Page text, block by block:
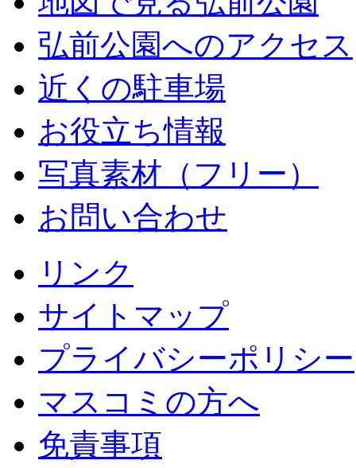
弘前公園へのアクセス
近くの駐車場
お役立ち情報
写真素材（フリー）
お問い合わせ
リンク
サイトマップ
プライバシーポリシー
マスコミの方へ
免責事項